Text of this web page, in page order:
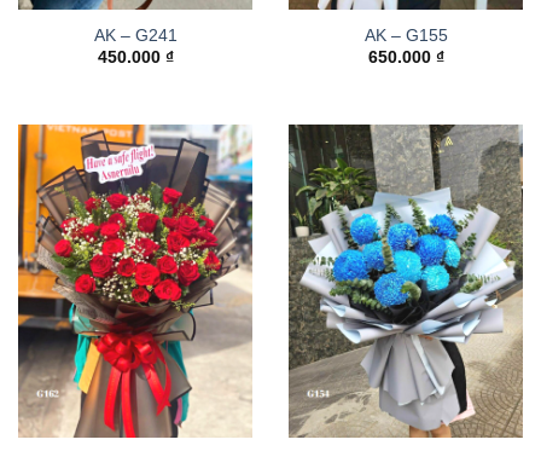
AK – G241
450.000 ₫
AK – G155
650.000 ₫